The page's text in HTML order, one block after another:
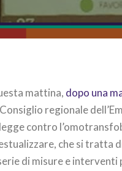
mattina, dopo una
regionale
contro
che si tratta
di misure e interventi